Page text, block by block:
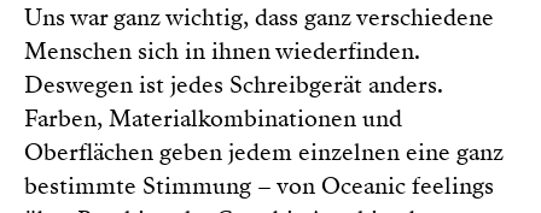
Uns war ganz wichtig, dass ganz verschiedene
Menschen sich in ihnen wiederfinden.
Deswegen ist jedes Schreibgerät anders.
Farben, Materialkombinationen und
Oberflächen geben jedem einzelnen eine ganz
bestimmte Stimmung – von Oceanic feelings